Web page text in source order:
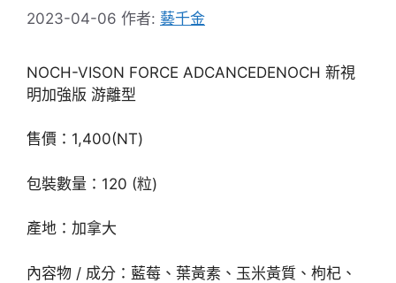
2023-04-06 作者: 藝千金
NOCH-VISON FORCE ADCANCEDENOCH 新視
明加強版 游離型
售價：1,400(NT)
包裝數量：120 (粒)
產地：加拿大
內容物 / 成分：藍莓、葉黃素、玉米黃質、枸杞、